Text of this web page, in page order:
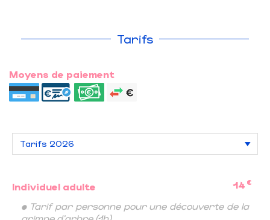
Tarifs
Moyens de paiement
Individuel adulte 14 €
• Tarif par personne pour une découverte de la